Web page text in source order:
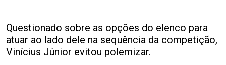
Questionado sobre as opções do elenco para
atuar ao lado dele na sequência da competição,
Vinícius Júnior evitou polemizar.